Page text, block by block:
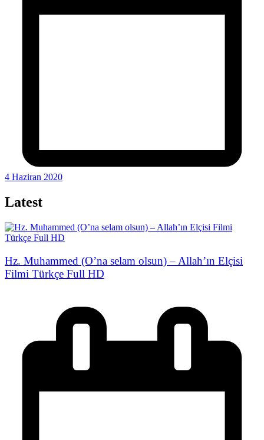
4 Haziran 2020
Latest
Hz. Muhammed (O’na selam olsun) – Allah’ın Elçisi
Filmi Türkçe Full HD